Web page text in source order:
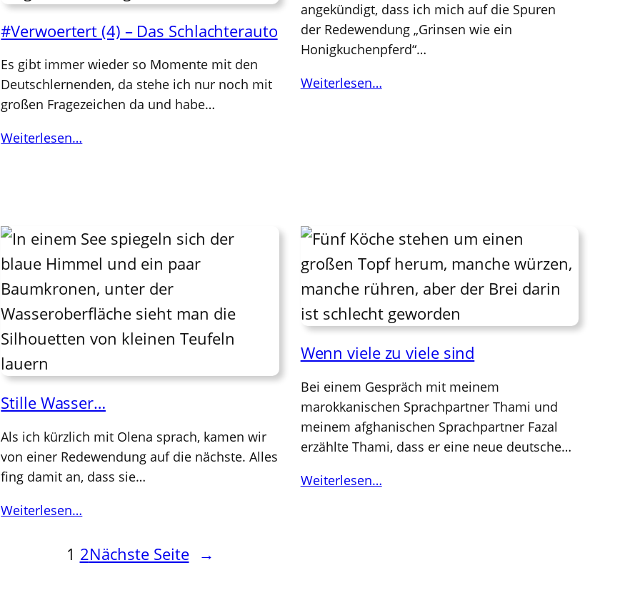
#Verwoertert (4) – Das Schlachterauto
Es gibt immer wieder so Momente mit den
Deutschlernenden, da stehe ich nur noch mit
großen Fragezeichen da und habe…
Weiterlesen…
angekündigt, dass ich mich auf die Spuren
der Redewendung „Grinsen wie ein
Honigkuchenpferd“…
Weiterlesen…
Stille Wasser…
Als ich kürzlich mit Olena sprach, kamen wir
von einer Redewendung auf die nächste. Alles
fing damit an, dass sie…
Weiterlesen…
Wenn viele zu viele sind
Bei einem Gespräch mit meinem
marokkanischen Sprachpartner Thami und
meinem afghanischen Sprachpartner Fazal
erzählte Thami, dass er eine neue deutsche…
Weiterlesen…
1 2Nächste Seite →